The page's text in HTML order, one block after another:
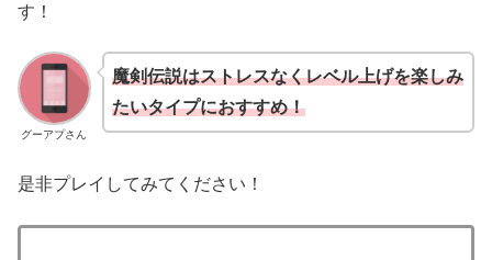
す！
グーアプさん
魔剣伝説はストレスなくレベル上げを楽しみ
たいタイプにおすすめ！
是非プレイしてみてください！